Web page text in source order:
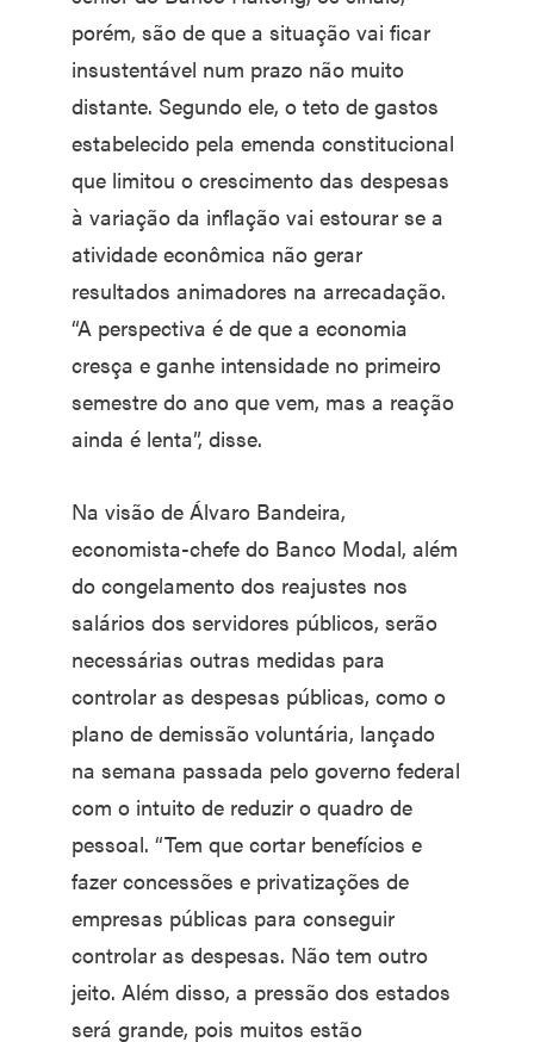
porém, são de que a situação vai ficar
insustentável num prazo não muito
distante. Segundo ele, o teto de gastos
estabelecido pela emenda constitucional
que limitou o crescimento das despesas
à variação da inflação vai estourar se a
atividade econômica não gerar
resultados animadores na arrecadação.
“A perspectiva é de que a economia
cresça e ganhe intensidade no primeiro
semestre do ano que vem, mas a reação
ainda é lenta”, disse.
Na visão de Álvaro Bandeira,
economista-chefe do Banco Modal, além
do congelamento dos reajustes nos
salários dos servidores públicos, serão
necessárias outras medidas para
controlar as despesas públicas, como o
plano de demissão voluntária, lançado
na semana passada pelo governo federal
com o intuito de reduzir o quadro de
pessoal. “Tem que cortar benefícios e
fazer concessões e privatizações de
empresas públicas para conseguir
controlar as despesas. Não tem outro
jeito. Além disso, a pressão dos estados
será grande, pois muitos estão